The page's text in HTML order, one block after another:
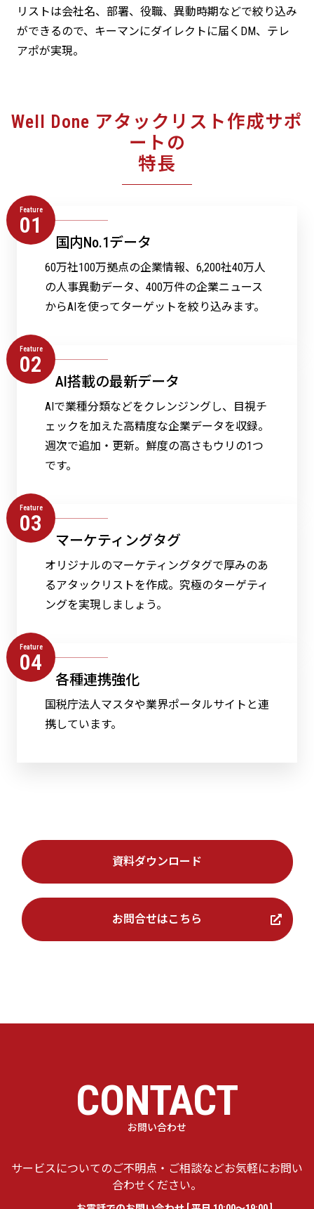
リストは会社名、部署、役職、異動時期などで絞り込み
ができるので、キーマンにダイレクトに届くDM、テレ
アポが実現。
Well Done アタックリスト作成サポ
ートの
特長
Feature
01
国内No.1データ
60万社100万拠点の企業情報、6,200社40万人
の人事異動データ、400万件の企業ニュース
からAIを使ってターゲットを絞り込みます。
Feature
02
AI搭載の最新データ
AIで業種分類などをクレンジングし、目視チ
ェックを加えた高精度な企業データを収録。
週次で追加・更新。鮮度の高さもウリの1つ
です。
Feature
03
マーケティングタグ
オリジナルのマーケティングタグで厚みのあ
るアタックリストを作成。究極のターゲティ
ングを実現しましょう。
Feature
04
各種連携強化
国税庁法人マスタや業界ポータルサイトと連
携しています。
資料ダウンロード
お問合せはこちら
CONTACT
お問い合わせ
サービスについてのご不明点・ご相談などお気軽にお問い
合わせください。